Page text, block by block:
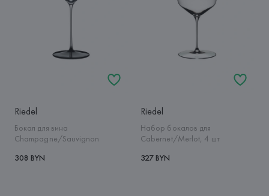
Riedel
Бокал для вина
Champagne/Sauvignon
308 BYN
Riedel
Набор бокалов для
Cabernet/Merlot, 4 шт
327 BYN